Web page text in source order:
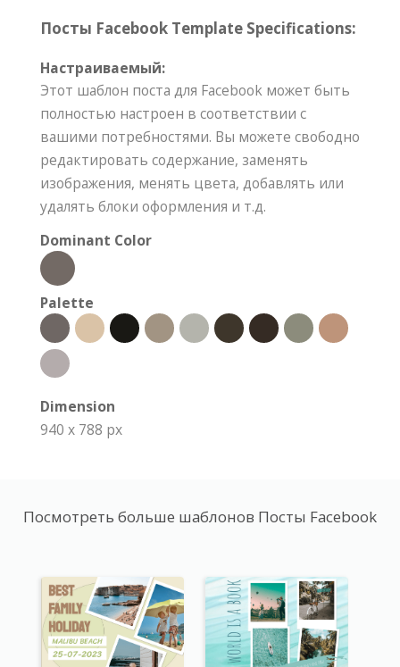
Посты Facebook Template Specifications:
Настраиваемый:
Этот шаблон поста для Facebook может быть
полностью настроен в соответствии с
вашими потребностями. Вы можете свободно
редактировать содержание, заменять
изображения, менять цвета, добавлять или
удалять блоки оформления и т.д.
Dominant Color
Palette
Dimension
940 x 788 px
Посмотреть больше шаблонов Посты Facebook